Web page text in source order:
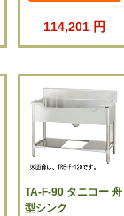
114,201 円
TA-F-90 タニコー 舟
型シンク